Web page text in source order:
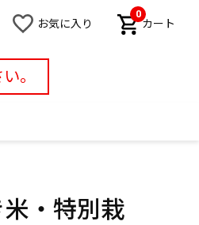
お気に入り カート
0
。
米・特別栽